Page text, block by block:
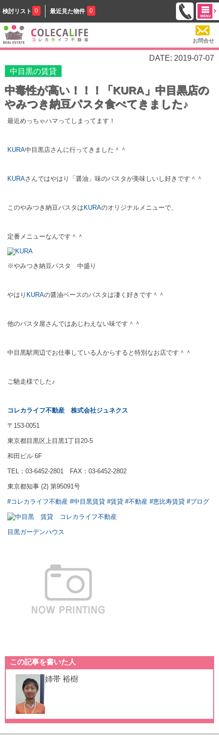
検討リスト 0 最近見た物件 0
お問合せ
DATE: 2019-07-07
中目黒の賃貸
中毒性が高い！！！「KURA」中目黒店の
やみつき納豆パスタ食べてきました♪
最近めっちゃハマってしまってます！
KURA中目黒店さんに行ってきました＾＾
KURAさんではやはり「醤油」味のパスタが美味しいし好きです＾＾
このやみつき納豆パスタは KURAのオリジナルメニューで、
定番メニューなんです＾＾
※やみつき納豆パスタ 中盛り
やはり KURAの醤油ベースのパスタは凄く好きです＾＾
他のパスタ屋さんではあじわえない味です＾＾
中目黒駅周辺でお仕事している人からすると特別なお店です＾＾
ご馳走様でした♪
コレカライフ不動産 株式会社ジュネクス
〒153-0051
東京都目黒区上目黒1丁目20-5
和田ビル 6F
TEL：03-6452-2801 FAX：03-6452-2802
東京都知事 (2) 第95091号
#コレカライフ不動産 #中目黒賃貸 #賃貸 #不動産 #恵比寿賃貸 #ブログ
目黒ガーデンハウス
この記事を書いた人
姉帯 裕樹